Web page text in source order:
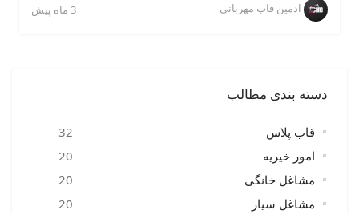
دسته بندی مطالب
قاب پلاس
32
امور خیریه
20
مشاغل خانگی
20
مشاغل سیار
20
تعاملات و ایجاد تشکلات اجتماعی قادر است بر بسیاری از معضلات
جوامع فایق آید و رشد اقتصادی، اجتماعی، فرهنگی و زیست محیطی را
ادمین قاب مهربانی 3 ماه پیش